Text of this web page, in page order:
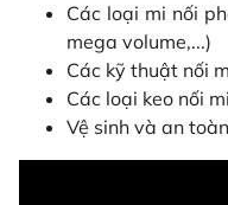
Các loại mi nối
mega volume,...)
Các kỹ thuật nối
Các loại keo nối
Vệ sinh và an